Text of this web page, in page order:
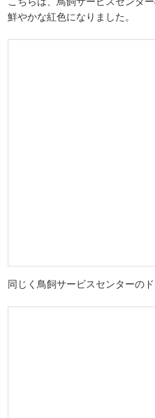
鮮やかな紅色になりました。
同じく鳥飼サービスセンターのド